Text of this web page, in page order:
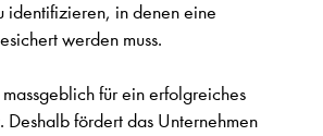
identifizieren, in denen eine
werden muss.
massgeblich für ein erfolgreiches
Deshalb fördert das Unternehmen